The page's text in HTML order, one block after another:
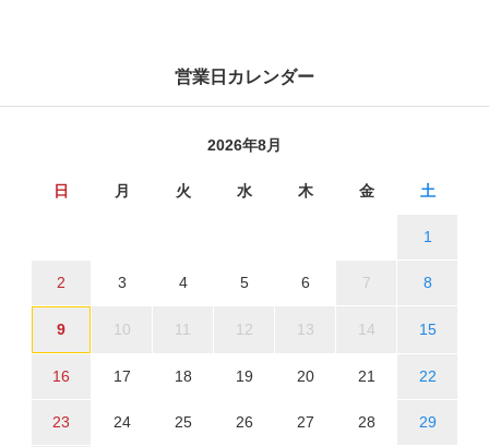
営業日カレンダー
2026年8月
日 月 火 水 木 金 土
1
2 3 4 5 6 7 8
9 10 11 12 13 14 15
16 17 18 19 20 21 22
23 24 25 26 27 28 29